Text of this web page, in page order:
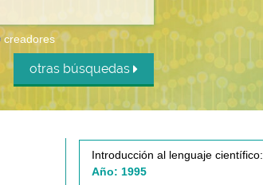
creadores
otras búsquedas
Introducción al lenguaje científico:
Año: 1995